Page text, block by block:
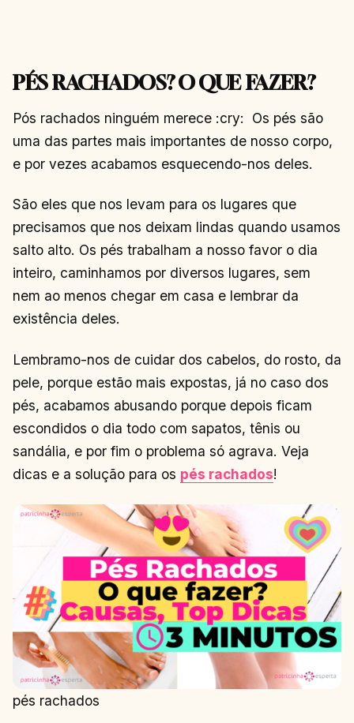
PÉS RACHADOS? O QUE FAZER?
Pós rachados ninguém merece :cry: Os pés são
uma das partes mais importantes de nosso corpo,
e por vezes acabamos esquecendo-nos deles.
São eles que nos levam para os lugares que
precisamos que nos deixam lindas quando usamos
salto alto. Os pés trabalham a nosso favor o dia
inteiro, caminhamos por diversos lugares, sem
nem ao menos chegar em casa e lembrar da
existência deles.
Lembramo-nos de cuidar dos cabelos, do rosto, da
pele, porque estão mais expostas, já no caso dos
pés, acabamos abusando porque depois ficam
escondidos o dia todo com sapatos, tênis ou
sandália, e por fim o problema só agrava. Veja
dicas e a solução para os pés rachados!
pés rachados